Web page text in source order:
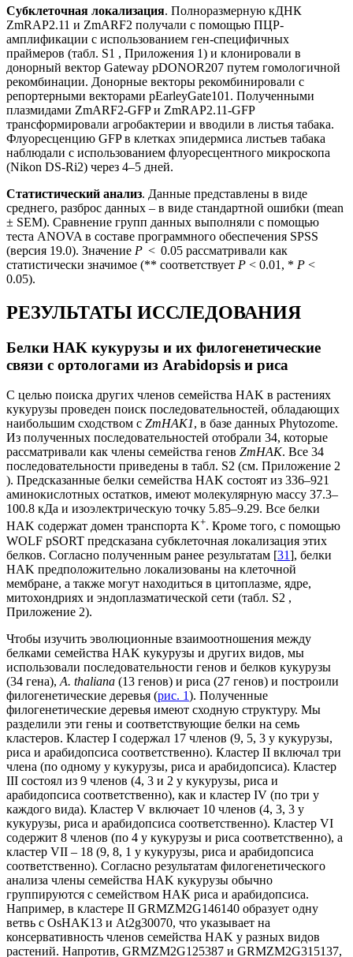
Субклеточная локализация. Полноразмерную кДНК
ZmRAP2.11 и ZmARF2 получали с помощью ПЦР-
амплификации с использованием ген-специфичных
праймеров (табл. S1 , Приложения 1) и клонировали в
донорный вектор Gateway pDONOR207 путем гомологичной
рекомбинации. Донорные векторы рекомбинировали с
репортерными векторами pEarleyGate101. Полученными
плазмидами ZmARF2-GFP и ZmRAP2.11-GFP
трансформировали агробактерии и вводили в листья табака.
Флуоресценцию GFP в клетках эпидермиса листьев табака
наблюдали с использованием флуоресцентного микроскопа
(Nikon DS-Ri2) через 4‒5 дней.
Статистический анализ. Данные представлены в виде
среднего, разброс данных – в виде стандартной ошибки (mean
± SEM). Сравнение групп данных выполняли с помощью
теста ANOVA в составе программного обеспечения SPSS
(версия 19.0). Значение P < 0.05 рассматривали как
статистически значимое (** соответствует P < 0.01, * P <
0.05).
РЕЗУЛЬТАТЫ ИССЛЕДОВАНИЯ
Белки HAK кукурузы и их филогенетические
связи с ортологами из Arabidopsis и риса
С целью поиска других членов семейства HAK в растениях
кукурузы проведен поиск последовательностей, обладающих
наибольшим сходством с ZmHAK1, в базе данных Phytozome.
Из полученных последовательностей отобрали 34, которые
рассматривали как члены семейства генов ZmHAK. Все 34
последовательности приведены в табл. S2 (см. Приложение 2
). Предсказанные белки семейства HAK состоят из 336‒921
аминокислотных остатков, имеют молекулярную массу 37.3–
100.8 кДа и изоэлектрическую точку 5.85‒9.29. Все белки
HAK содержат домен транспорта K+. Кроме того, с помощью
WOLF pSORT предсказана субклеточная локализация этих
белков. Согласно полученным ранее результатам [31], белки
HAK предположительно локализованы на клеточной
мембране, а также могут находиться в цитоплазме, ядре,
митохондриях и эндоплазматической сети (табл. S2 ,
Приложение 2).
Чтобы изучить эволюционные взаимоотношения между
белками семейства HAK кукурузы и других видов, мы
использовали последовательности генов и белков кукурузы
(34 гена), A. thaliana (13 генов) и риса (27 генов) и построили
филогенетические деревья (рис. 1). Полученные
филогенетические деревья имеют сходную структуру. Мы
разделили эти гены и соответствующие белки на семь
кластеров. Кластер I содержал 17 членов (9, 5, 3 у кукурузы,
риса и арабидопсиса соответственно). Кластер II включал три
члена (по одному у кукурузы, риса и арабидопсиса). Кластер
III состоял из 9 членов (4, 3 и 2 у кукурузы, риса и
арабидопсиса соответственно), как и кластер IV (по три у
каждого вида). Кластер V включает 10 членов (4, 3, 3 у
кукурузы, риса и арабидопсиса соответственно). Кластер VI
содержит 8 членов (по 4 у кукурузы и риса соответственно), а
кластер VII ‒ 18 (9, 8, 1 у кукурузы, риса и арабидопсиса
соответственно). Согласно результатам филогенетического
анализа члены семейства HAK кукурузы обычно
группируются с семейством HAK риса и арабидопсиса.
Например, в кластере II GRMZM2G146140 образует одну
ветвь с OsHAK13 и At2g30070, что указывает на
консервативность членов семейства HAK у разных видов
растений. Напротив, GRMZM2G125387 и GRMZM2G315137,